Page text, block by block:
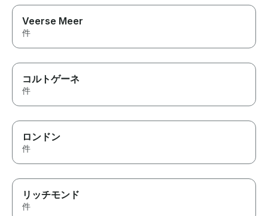
Veerse Meer
件
コルトゲーネ
件
ロンドン
件
リッチモンド
件